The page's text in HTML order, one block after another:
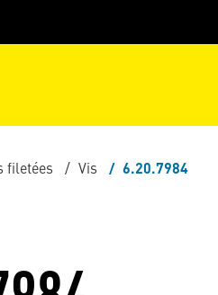
filetées Vis 6.20.7984